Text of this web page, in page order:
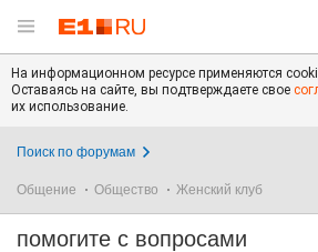
На информационном ресурсе применяются
Оставаясь на сайте, вы подтверждаете свое
их использование.
Поиск по форумам
Общение Общество Женский клуб
помогите с вопросами